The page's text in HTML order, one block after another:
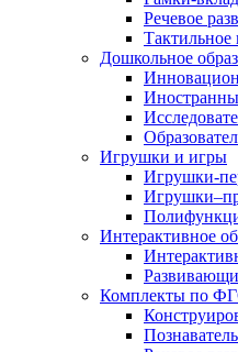
Речевое
Тактильное
Дошкольное
Игрушки и игры
Игрушки-
Интерактивное
Комплекты по